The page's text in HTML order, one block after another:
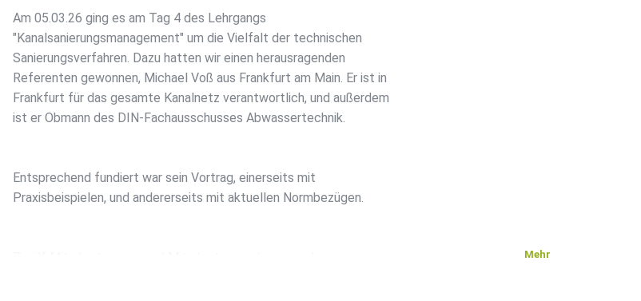
Am 05.03.26 ging es am Tag 4 des Lehrgangs
"Kanalsanierungsmanagement" um die Vielfalt der technischen
Sanierungsverfahren. Dazu hatten wir einen herausragenden
Referenten gewonnen, Michael Voß aus Frankfurt am Main. Er ist in
Frankfurt für das gesamte Kanalnetz verantwortlich, und außerdem
ist er Obmann des DIN-Fachausschusses Abwassertechnik.
Entsprechend fundiert war sein Vortrag, einerseits mit
Praxisbeispielen, und andererseits mit aktuellen Normbezügen.
Mehr